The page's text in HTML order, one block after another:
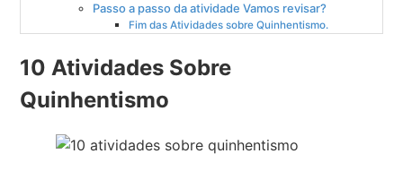
Passo a passo da atividade Vamos revisar?
Fim das Atividades sobre Quinhentismo.
10 Atividades Sobre
Quinhentismo